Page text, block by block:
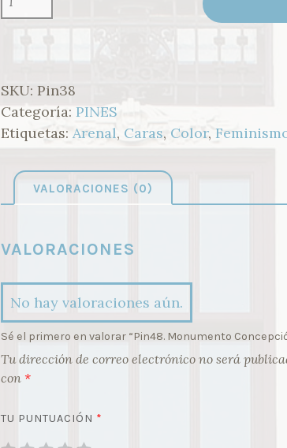
MONUMENTO
SKU: Pin38
Categoría: PINES
Etiquetas: Arenal, Caras, Color,
VALORACIONES (0)
VALORACIONES
No hay valoraciones aún.
Sé el primero en valorar “Pin48. Monumento
Tu dirección de correo electrónico no será
con *
TU PUNTUACIÓN *